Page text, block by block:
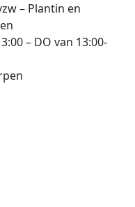
– Plantin en
– DO van 13:00-